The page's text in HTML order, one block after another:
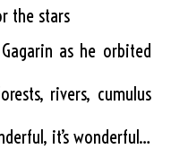
the stars
as he orbited
rivers, cumulus
it’s wonderful…